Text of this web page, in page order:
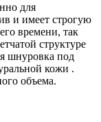
для
и имеет строгую
времени, так
структуре
шнуровка под
кожи .
объема.